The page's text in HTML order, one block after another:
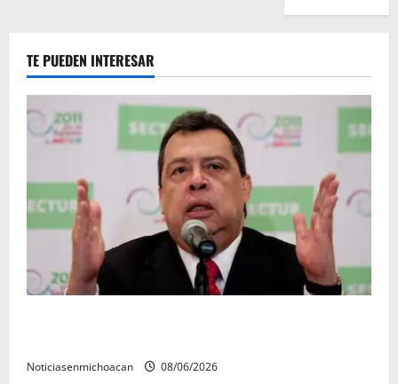
TE PUEDEN INTERESAR
Noticiasenmichoacan 08/06/2026